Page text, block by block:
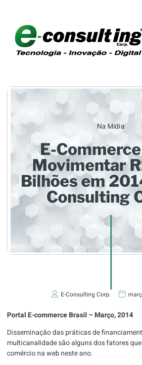
Na Mídia
E-
Movimentar
Bilhões em
Consulting
E-Consulting Corp.
Portal E-commerce Brasil – Março, 2014
Disseminação das práticas de
multicanalidade são alguns dos fatores
comércio na web neste ano.